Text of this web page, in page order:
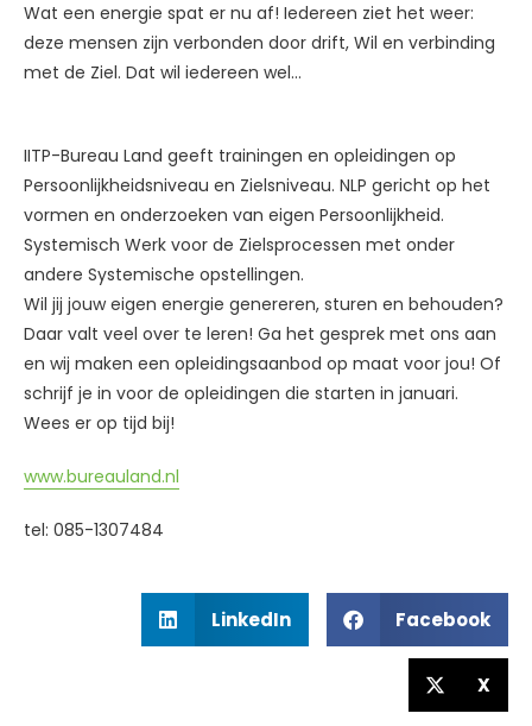
Wat een energie spat er nu af! Iedereen ziet het weer:
deze mensen zijn verbonden door drift, Wil en verbinding
met de Ziel. Dat wil iedereen wel…
IITP-Bureau Land geeft trainingen en opleidingen op
Persoonlijkheidsniveau en Zielsniveau. NLP gericht op het
vormen en onderzoeken van eigen Persoonlijkheid.
Systemisch Werk voor de Zielsprocessen met onder
andere Systemische opstellingen.
Wil jij jouw eigen energie genereren, sturen en behouden?
Daar valt veel over te leren! Ga het gesprek met ons aan
en wij maken een opleidingsaanbod op maat voor jou! Of
schrijf je in voor de opleidingen die starten in januari.
Wees er op tijd bij!
www.bureauland.nl
tel: 085-1307484
LinkedIn Facebook
X